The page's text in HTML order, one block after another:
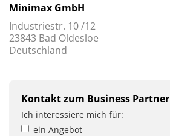
Minimax GmbH
Industriestr. 10 /12
23843 Bad Oldesloe
Deutschland
Kontakt zum Business Partner
Ich interessiere mich für:
ein Angebot